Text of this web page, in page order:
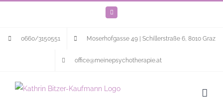
Facebook
0660/3150551 Moserhofgasse 49 | Schillerstraße 6, 8010 Graz
office@meinepsychotherapie.at